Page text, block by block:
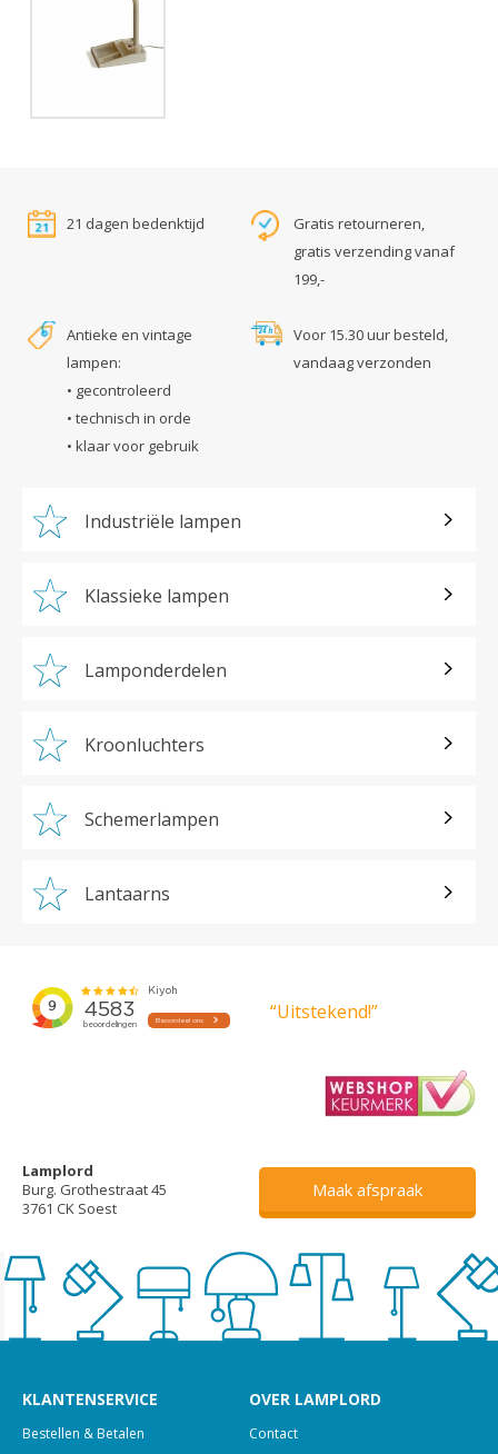
21 dagen bedenktijd
Gratis retourneren,
gratis verzending vanaf
199,-
Antieke en vintage
lampen:
• gecontroleerd
• technisch in orde
• klaar voor gebruik
Voor 15.30 uur besteld,
vandaag verzonden
Industriële lampen
Klassieke lampen
Lamponderdelen
Kroonluchters
Schemerlampen
Lantaarns
“Uitstekend!”
Lamplord
Burg. Grothestraat 45
3761 CK Soest
Maak afspraak
KLANTENSERVICE
Bestellen & Betalen
OVER LAMPLORD
Contact